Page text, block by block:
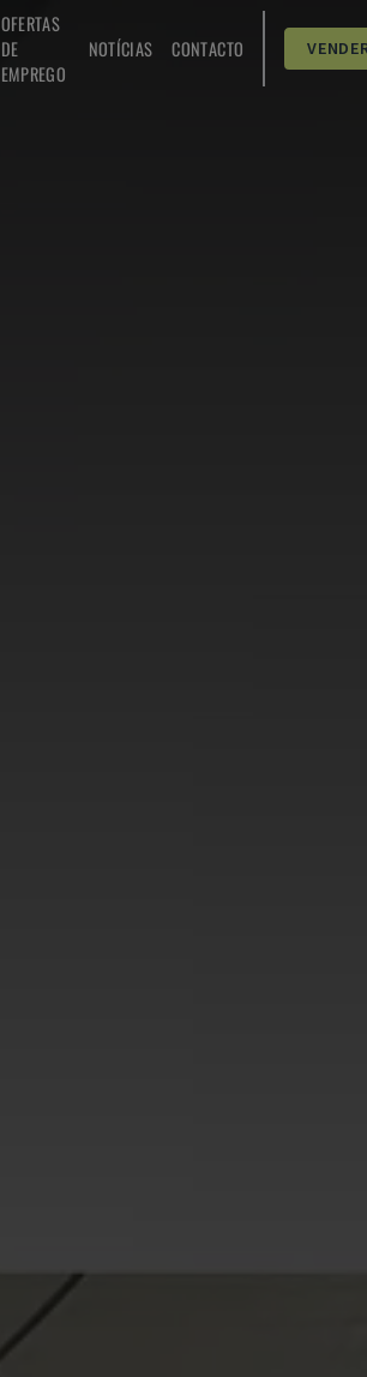
OFERTAS
DE
EMPREGO
NOTÍCIAS CONTACTO